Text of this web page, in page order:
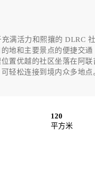
满活力和熙攘的 DLRC
地和主要景点的便捷交通
置优越的社区坐落在阿联
轻松连接到境内众多地点
120
平方米